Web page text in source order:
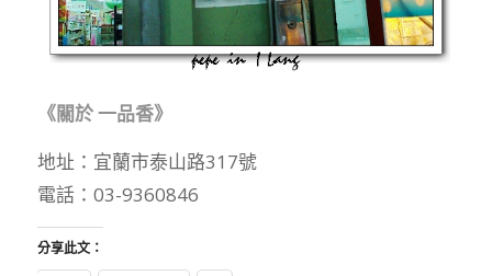
《關於 一品香》
地址：宜蘭市泰山路317號
電話：03-9360846
分享此文：